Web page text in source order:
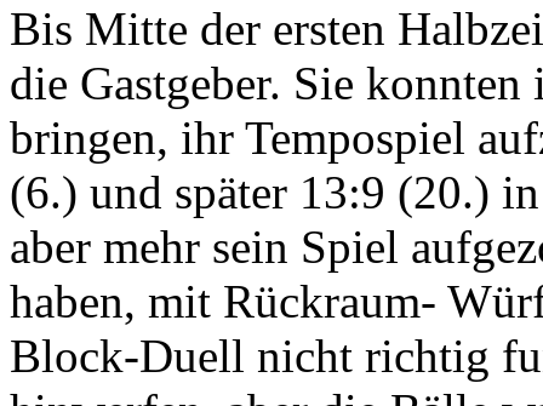
Bis Mitte der ersten
die Gastgeber. Sie
bringen, ihr Tempospiel
(6.) und später 13:9 (20.)
aber mehr sein Spiel
haben, mit Rückraum-
Block-Duell nicht richtig